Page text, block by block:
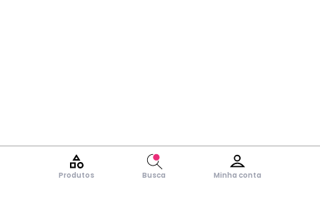
Produtos Busca Minha conta